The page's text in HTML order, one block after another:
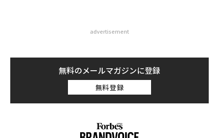
advertisement
無料のメールマガジンに登録
無料登録